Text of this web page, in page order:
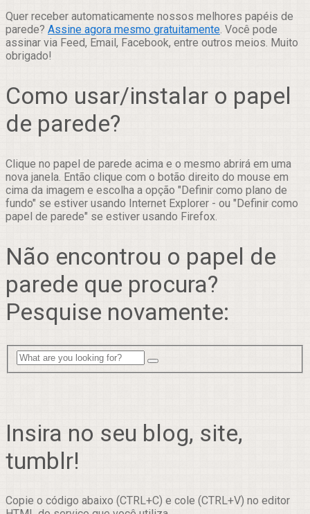
Quer receber automaticamente nossos melhores papéis de
parede? Assine agora mesmo gratuitamente. Você pode
assinar via Feed, Email, Facebook, entre outros meios. Muito
obrigado!
Como usar/instalar o papel
de parede?
Clique no papel de parede acima e o mesmo abrirá em uma
nova janela. Então clique com o botão direito do mouse em
cima da imagem e escolha a opção "Definir como plano de
fundo" se estiver usando Internet Explorer - ou "Definir como
papel de parede" se estiver usando Firefox.
Não encontrou o papel de
parede que procura?
Pesquise novamente:
Insira no seu blog, site,
tumblr!
Copie o código abaixo (CTRL+C) e cole (CTRL+V) no editor